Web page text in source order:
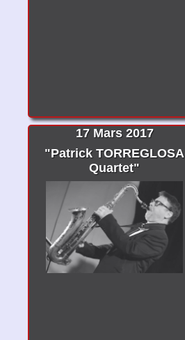
17 Mars 2017
"Patrick TORREGLOSA
Quartet"